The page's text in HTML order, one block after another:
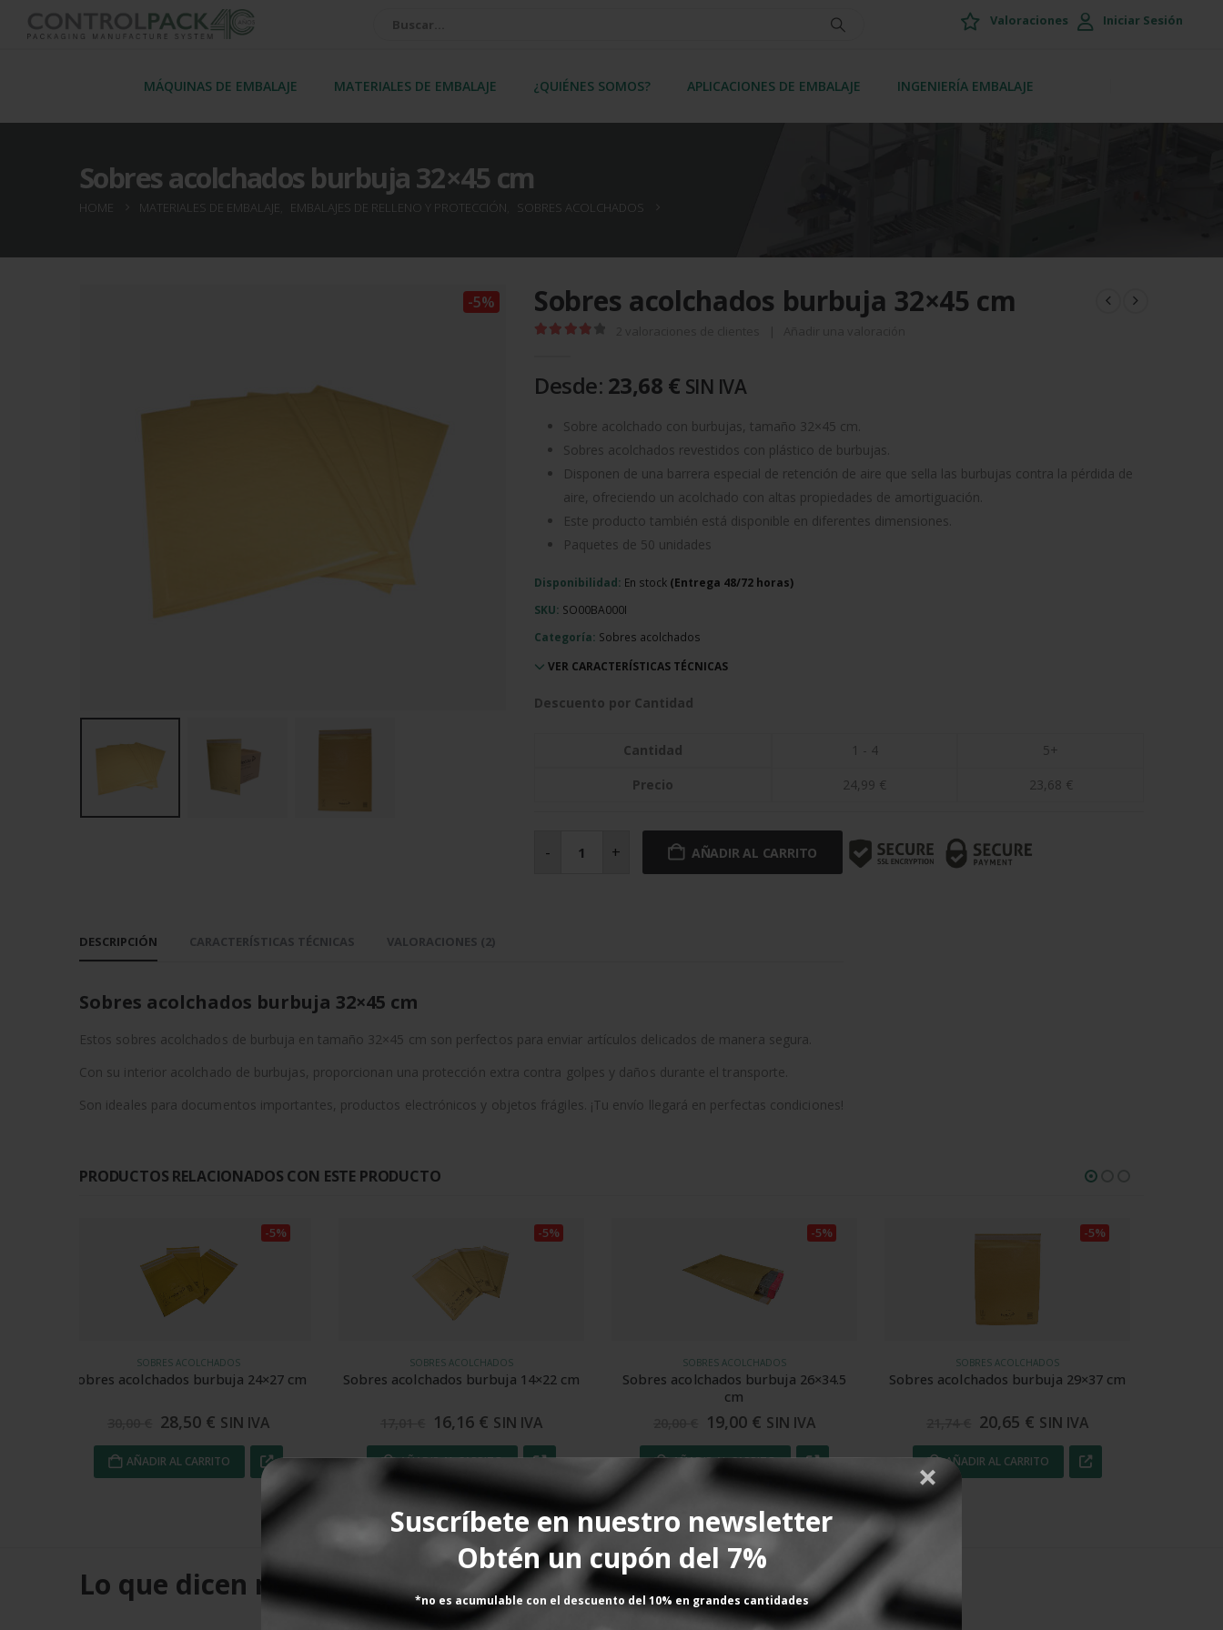
Suscríbete en nuestro newsletter
Obtén un cupón del 7%
*no es acumulable con el descuento del 10% en grandes cantidades
Valoraciones Iniciar Sesión
MÁQUINAS DE EMBALAJE MATERIALES DE EMBALAJE ¿QUIÉNES SOMOS? APLICACIONES DE EMBALAJE INGENIERÍA EMBALAJE
Sobres acolchados burbuja 32×45 cm
HOME MATERIALES DE EMBALAJE EMBALAJES DE RELLENO Y PROTECCIÓN SOBRES ACOLCHADOS
-5% Sobres acolchados burbuja 32×45 cm
Desde: 23,68 € SIN IVA
Sobre acolchado con burbujas, tamaño 32×45 cm.
Sobres acolchados revestidos con plástico de burbujas.
Disponen de una barrera especial de retención de aire que sella las burbujas contra la pérdida de
aire, ofreciendo un acolchado con altas propiedades de amortiguación.
Este producto también está disponible en diferentes dimensiones.
Paquetes de 50 unidades
Disponibilidad: En stock
SKU: SO00BA000I
Categoría: Sobres acolchados
VER CARACTERÍSTICAS TÉCNICAS
Descuento por Cantidad
Cantidad 1 - 4
5+
Precio
24,99 € 23,68 €
- acolchados
burbuja + AÑADIR AL CARRITO
DESCRIPCIÓN CARACTERÍSTICAS TÉCNICAS VALORACIONES (2)
Sobres acolchados burbuja 32×45 cm
Estos sobres acolchados de burbuja en tamaño 32×45 cm son perfectos para enviar artículos delicados de manera segura.
Con su interior acolchado de burbujas, proporcionan una protección extra contra golpes y daños durante el transporte.
Son ideales para documentos importantes, productos electrónicos y objetos frágiles. ¡Tu envío llegará en perfectas condiciones!
PRODUCTOS RELACIONADOS CON ESTE PRODUCTO
SOBRES ACOLCHADOS
Sobres acolchados burbuja 14×22 cm
€ 16,16 € SIN IVA
-5%
AÑADIR AL CARRITO
SOBRES ACOLCHADOS
Sobres acolchados burbuja 26×34.5
€ 19,00 € SIN IVA
-5%
AÑADIR AL CARRITO
SOBRES ACOLCHADOS
Sobres acolchados burbuja 29×37 cm
€ 20,65 € SIN IVA
-5%
AÑADIR AL CARRITO
SOBRES ACOLCHADOS
Sobres acolchados de nido de abeja
€ 53,00 € SIN IVA
-5%
AÑADIR AL CARRITO
Lo que dicen nuestros clientes